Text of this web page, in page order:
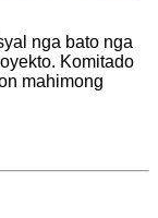
nga bato nga
Komitado
mahimong